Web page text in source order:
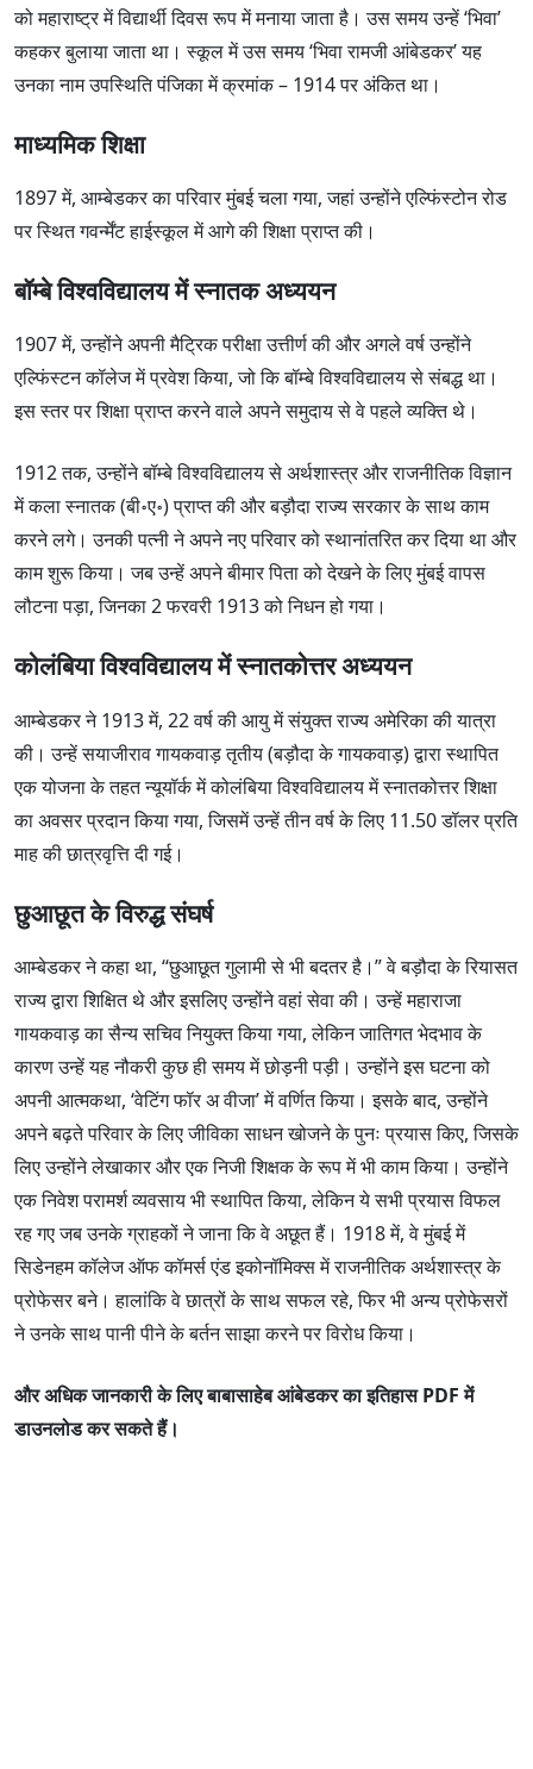
को महाराष्ट्र में विद्यार्थी दिवस रूप में मनाया जाता है। उस समय उन्हें ‘भिवा’
कहकर बुलाया जाता था। स्कूल में उस समय ‘भिवा रामजी आंबेडकर’ यह
उनका नाम उपस्थिति पंजिका में क्रमांक – 1914 पर अंकित था।
माध्यमिक शिक्षा
1897 में, आम्बेडकर का परिवार मुंबई चला गया, जहां उन्होंने एल्फिंस्टोन रोड
पर स्थित गवर्न्मेंट हाईस्कूल में आगे की शिक्षा प्राप्त की।
बॉम्बे विश्वविद्यालय में स्नातक अध्ययन
1907 में, उन्होंने अपनी मैट्रिक परीक्षा उत्तीर्ण की और अगले वर्ष उन्होंने
एल्फिंस्टन कॉलेज में प्रवेश किया, जो कि बॉम्बे विश्वविद्यालय से संबद्ध था।
इस स्तर पर शिक्षा प्राप्त करने वाले अपने समुदाय से वे पहले व्यक्ति थे।
1912 तक, उन्होंने बॉम्बे विश्वविद्यालय से अर्थशास्त्र और राजनीतिक विज्ञान
में कला स्नातक (बी॰ए॰) प्राप्त की और बड़ौदा राज्य सरकार के साथ काम
करने लगे। उनकी पत्नी ने अपने नए परिवार को स्थानांतरित कर दिया था और
काम शुरू किया। जब उन्हें अपने बीमार पिता को देखने के लिए मुंबई वापस
लौटना पड़ा, जिनका 2 फरवरी 1913 को निधन हो गया।
कोलंबिया विश्वविद्यालय में स्नातकोत्तर अध्ययन
आम्बेडकर ने 1913 में, 22 वर्ष की आयु में संयुक्त राज्य अमेरिका की यात्रा
की। उन्हें सयाजीराव गायकवाड़ तृतीय (बड़ौदा के गायकवाड़) द्वारा स्थापित
एक योजना के तहत न्यूयॉर्क में कोलंबिया विश्वविद्यालय में स्नातकोत्तर शिक्षा
का अवसर प्रदान किया गया, जिसमें उन्हें तीन वर्ष के लिए 11.50 डॉलर प्रति
माह की छात्रवृत्ति दी गई।
छुआछूत के विरुद्ध संघर्ष
आम्बेडकर ने कहा था, “छुआछूत गुलामी से भी बदतर है।” वे बड़ौदा के रियासत
राज्य द्वारा शिक्षित थे और इसलिए उन्होंने वहां सेवा की। उन्हें महाराजा
गायकवाड़ का सैन्य सचिव नियुक्त किया गया, लेकिन जातिगत भेदभाव के
कारण उन्हें यह नौकरी कुछ ही समय में छोड़नी पड़ी। उन्होंने इस घटना को
अपनी आत्मकथा, ‘वेटिंग फॉर अ वीजा’ में वर्णित किया। इसके बाद, उन्होंने
अपने बढ़ते परिवार के लिए जीविका साधन खोजने के पुनः प्रयास किए, जिसके
लिए उन्होंने लेखाकार और एक निजी शिक्षक के रूप में भी काम किया। उन्होंने
एक निवेश परामर्श व्यवसाय भी स्थापित किया, लेकिन ये सभी प्रयास विफल
रह गए जब उनके ग्राहकों ने जाना कि वे अछूत हैं। 1918 में, वे मुंबई में
सिडेनहम कॉलेज ऑफ कॉमर्स एंड इकोनॉमिक्स में राजनीतिक अर्थशास्त्र के
प्रोफेसर बने। हालांकि वे छात्रों के साथ सफल रहे, फिर भी अन्य प्रोफेसरों
ने उनके साथ पानी पीने के बर्तन साझा करने पर विरोध किया।
और अधिक जानकारी के लिए बाबासाहेब आंबेडकर का इतिहास PDF में
डाउनलोड कर सकते हैं।